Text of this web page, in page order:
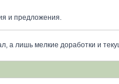
и предложения.
а лишь мелкие доработки и